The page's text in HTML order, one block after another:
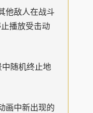
他敌人在战斗
播放受击动
中随机终止地
画中新出现的